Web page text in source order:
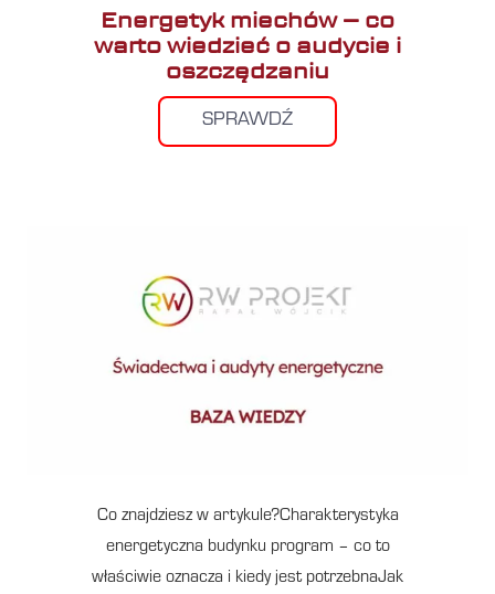
Energetyk miechów – co
warto wiedzieć o audycie i
oszczędzaniu
SPRAWDŹ
Co znajdziesz w artykule?Charakterystyka
energetyczna budynku program – co to
właściwie oznacza i kiedy jest potrzebnaJak